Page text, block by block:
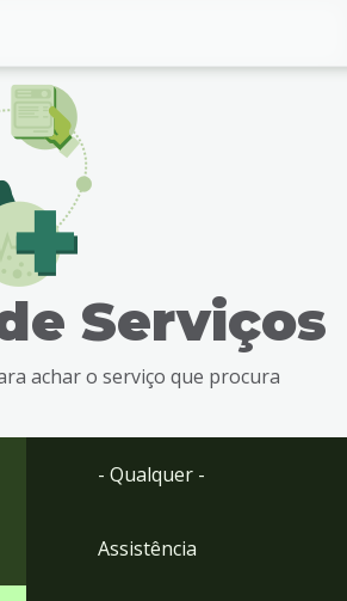
Serviços
achar o serviço que procura
- Qualquer -
Assistência